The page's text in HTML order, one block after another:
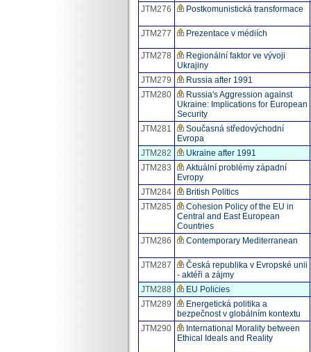
JTM276 Postkomunistická transformace
JTM277 Prezentace v médiích
JTM278
Regionální faktor ve vývoji
Ukrajiny
JTM279
Russia after 1991
JTM280
Russia's Aggression against
Ukraine: Implications for European
Security
JTM281
Současná středovýchodní
Evropa
JTM282
Ukraine after 1991
JTM283
Aktuální problémy západní
Evropy
JTM284
British Politics
JTM285
Cohesion Policy of the EU in
Central and East European
Countries
JTM286
Contemporary Mediterranean
JTM287
Česká republika v Evropské unii
- aktéři a zájmy
JTM288
EU Policies
JTM289
Energetická politika a
bezpečnost v globálním kontextu
JTM290
International Morality between
Ethical Ideals and Reality